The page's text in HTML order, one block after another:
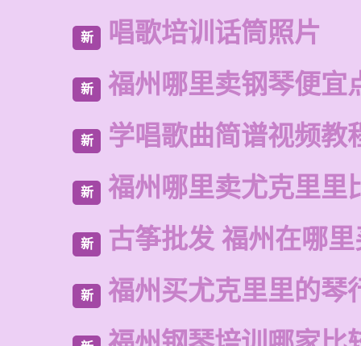
新 唱歌培训话筒照片
新 福州哪里卖钢琴便宜
新 学唱歌曲简谱视频教
新 福州哪里卖尤克里里
新 古筝批发 福州在哪
新 福州买尤克里里的琴